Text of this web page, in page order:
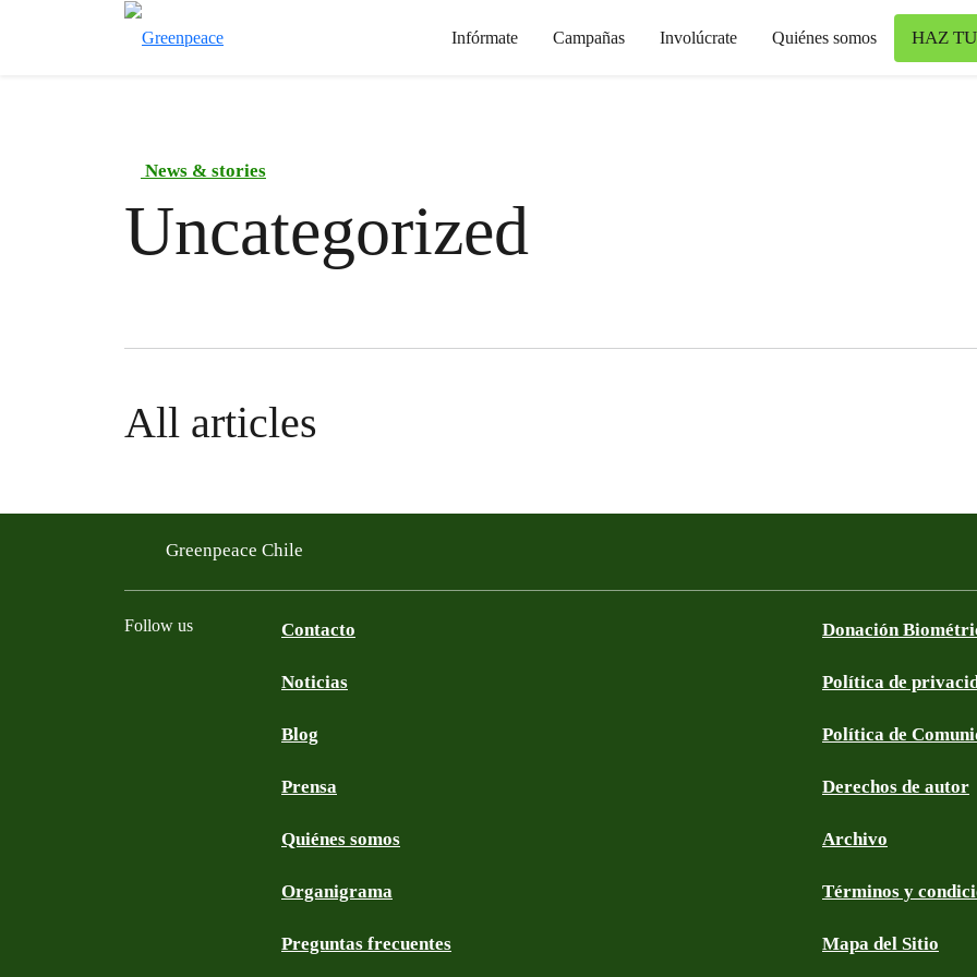
Infórmate Campañas Involúcrate Quiénes somos HAZ
News & stories
Uncategorized
All articles
Greenpeace Chile
Follow us Contacto
Noticias
Blog
Prensa
Quiénes somos
Organigrama
Preguntas frecuentes
Donación
Política de
Política de
Derechos de autor
Archivo
Términos y
Mapa del Sitio